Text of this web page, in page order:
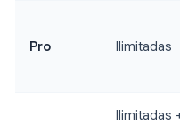
Pro Ilimitadas
Ilimitadas